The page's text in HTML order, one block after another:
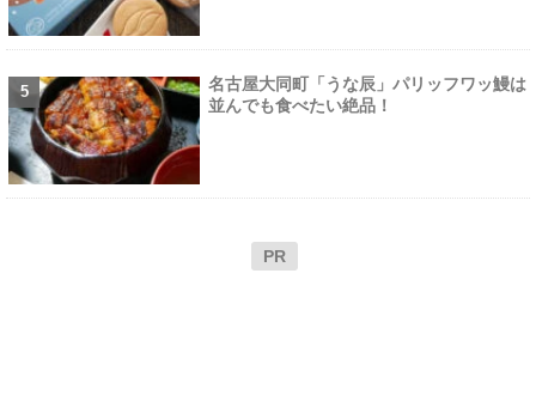
名古屋大同町「うな辰」パリッフワッ鰻は
並んでも食べたい絶品！
PR